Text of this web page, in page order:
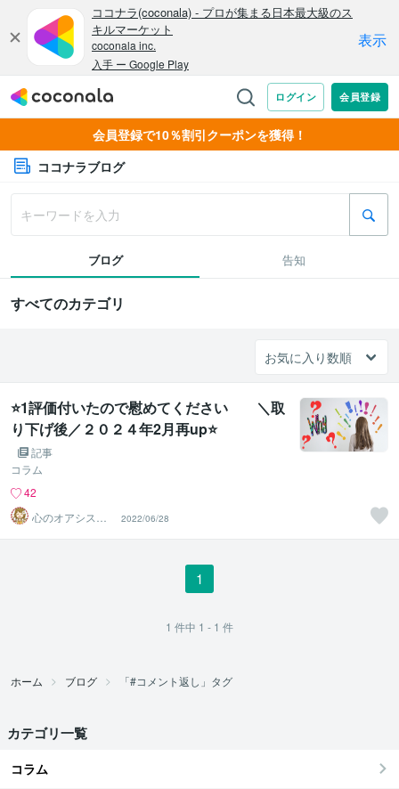
会員登録で10％割引クーポンを獲得！
ココナラブログ
ブログ 告知
すべてのカテゴリ
⭐️1評価付いたので慰めてください ＼取
り下げ後／２０２４年2月再up⭐️
記事
コラム
42
心のオアシスま
どかの部屋
2022/06/28
1
1 件中 1 - 1 件
ホーム ブログ 「#コメント返し」タグ
カテゴリ一覧
コラム